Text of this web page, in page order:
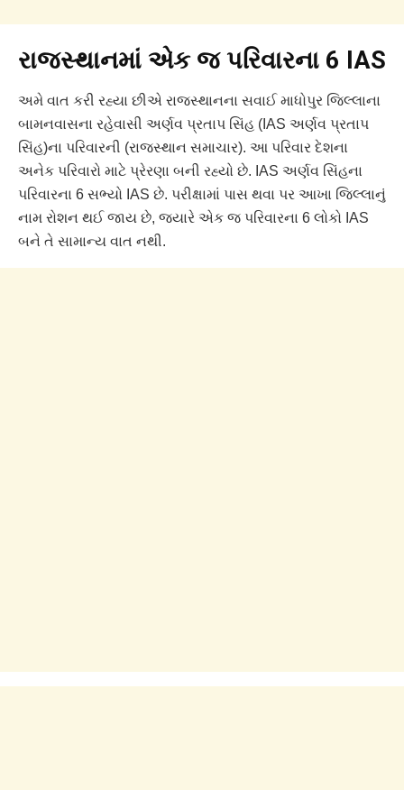
રાજસ્થાનમાં એક જ પરિવારના 6 IAS
અમે વાત કરી રહ્યા છીએ રાજસ્થાનના સવાઈ માધોપુર જિલ્લાના
બામનવાસના રહેવાસી અર્ણવ પ્રતાપ સિંહ (IAS અર્ણવ પ્રતાપ
સિંહ)ના પરિવારની (રાજસ્થાન સમાચાર). આ પરિવાર દેશના
અનેક પરિવારો માટે પ્રેરણા બની રહ્યો છે. IAS અર્ણવ સિંહના
પરિવારના 6 સભ્યો IAS છે. પરીક્ષામાં પાસ થવા પર આખા જિલ્લાનું
નામ રોશન થઈ જાય છે, જ્યારે એક જ પરિવારના 6 લોકો IAS
બને તે સામાન્ય વાત નથી.